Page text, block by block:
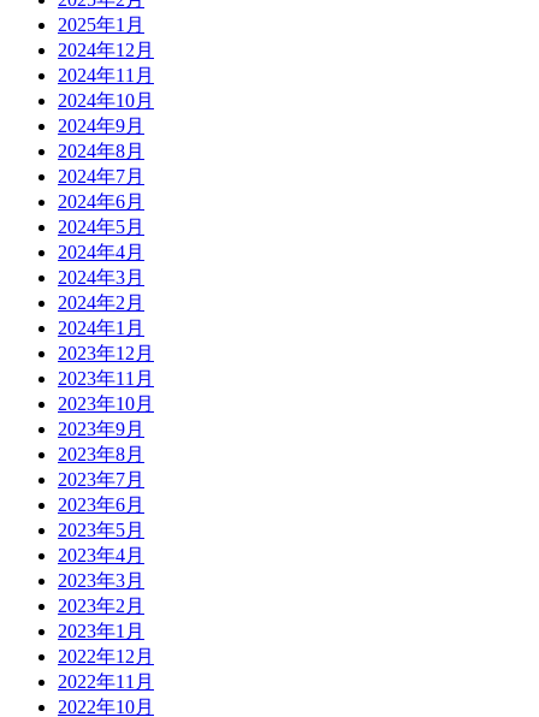
2025年1月
2024年12月
2024年11月
2024年10月
2024年9月
2024年8月
2024年7月
2024年6月
2024年5月
2024年4月
2024年3月
2024年2月
2024年1月
2023年12月
2023年11月
2023年10月
2023年9月
2023年8月
2023年7月
2023年6月
2023年5月
2023年4月
2023年3月
2023年2月
2023年1月
2022年12月
2022年11月
2022年10月